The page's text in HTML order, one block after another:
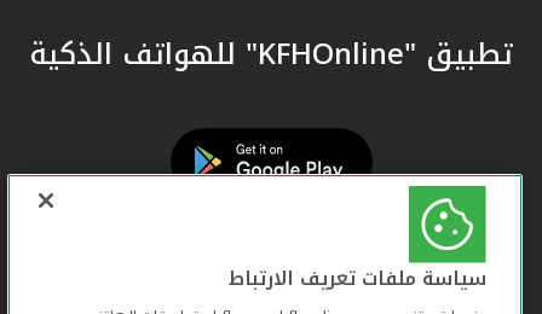
تطبيق "KFHOnline" للهواتف الذكية
سياسة ملفات تعريف الارتباط